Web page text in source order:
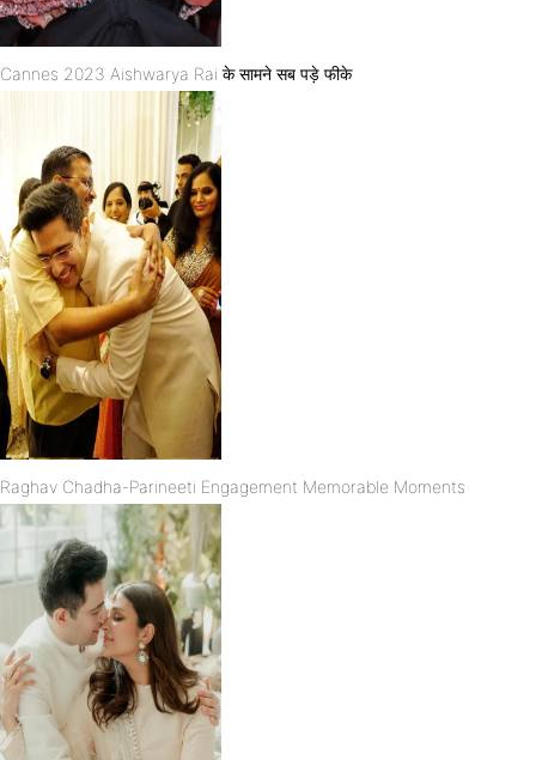
Cannes 2023 Aishwarya Rai के सामने सब पड़े फीके
Raghav Chadha-Parineeti Engagement Memorable Moments